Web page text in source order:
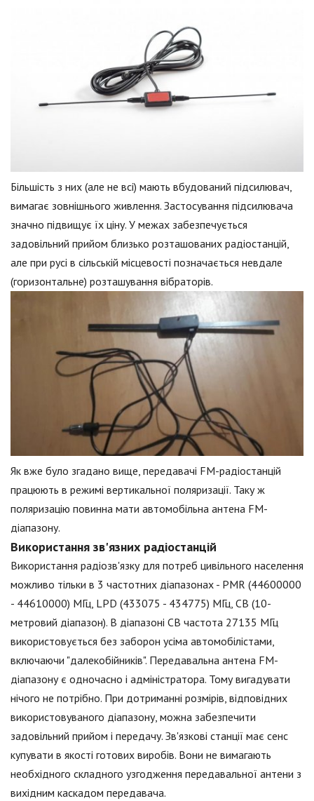
Більшість з них (але не всі) мають вбудований підсилювач,
вимагає зовнішнього живлення. Застосування підсилювача
значно підвищує їх ціну. У межах забезпечується
задовільний прийом близько розташованих радіостанцій,
але при русі в сільській місцевості позначається невдале
(горизонтальне) розташування вібраторів.
Як вже було згадано вище, передавачі FM-радіостанцій
працюють в режимі вертикальної поляризації. Таку ж
поляризацію повинна мати автомобільна антена FM-
діапазону.
Використання зв'язних радіостанцій
Використання радіозв'язку для потреб цивільного населення
можливо тільки в 3 частотних діапазонах - PMR (44600000
- 44610000) МГц, LPD (433075 - 434775) МГц, CB (10-
метровий діапазон). В діапазоні CB частота 27135 МГц
використовується без заборон усіма автомобілістами,
включаючи "далекобійників". Передавальна антена FM-
діапазону є одночасно і адміністратора. Тому вигадувати
нічого не потрібно. При дотриманні розмірів, відповідних
використовуваного діапазону, можна забезпечити
задовільний прийом і передачу. Зв'язкові станції має сенс
купувати в якості готових виробів. Вони не вимагають
необхідного складного узгодження передавальної антени з
вихідним каскадом передавача.